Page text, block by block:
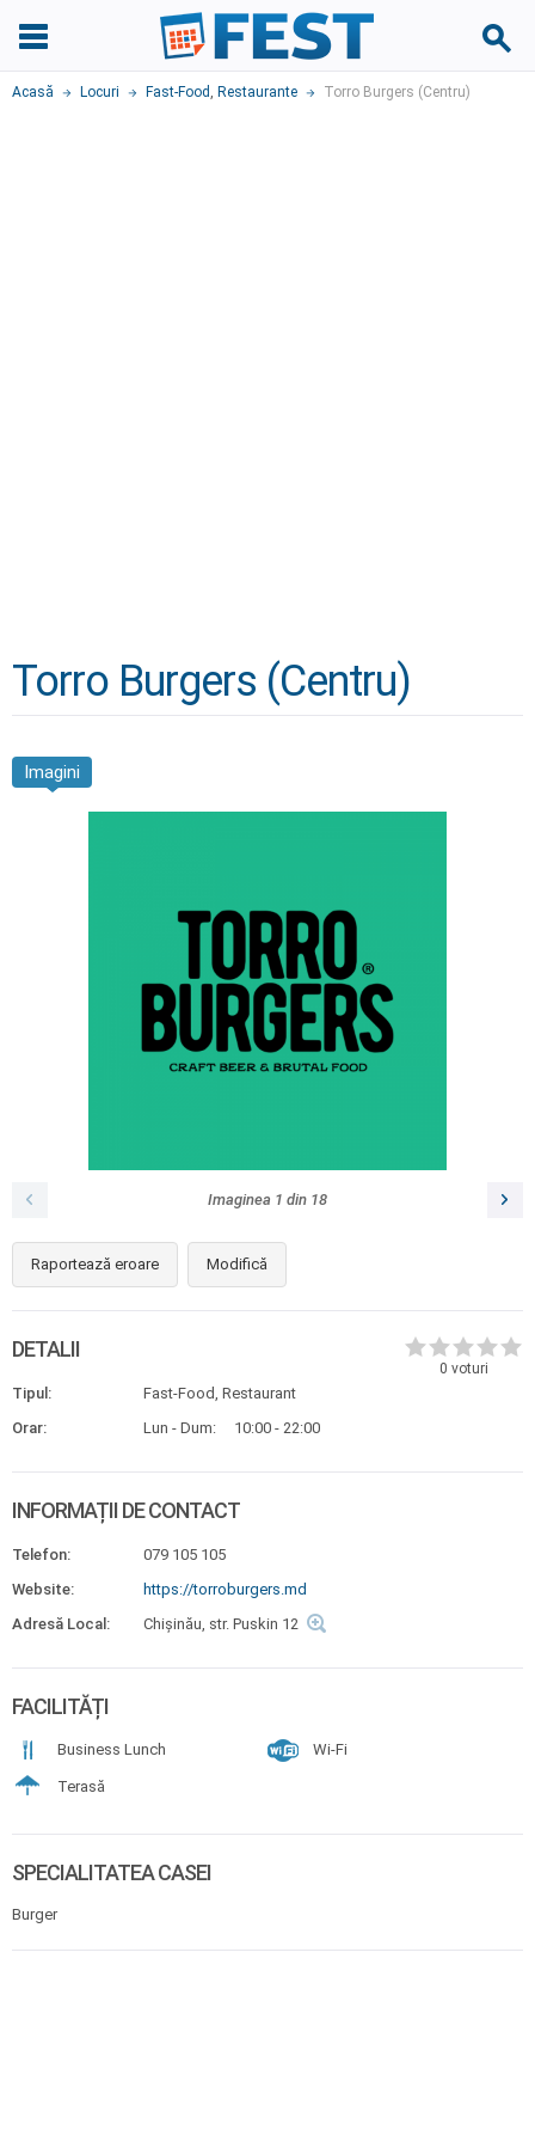
Acasă Locuri Fast-Food , Restaurante Torro Burgers (Centru)
Torro Burgers (Centru)
Imagini
Imaginea 1 din 18
Raportează eroare Modifică
0 voturi
DETALII
Tipul:
Fast-Food, Restaurant
Orar:
Lun - Dum: 10:00 - 22:00
INFORMAȚII DE CONTACT
Telefon:
079 105 105
Website:
https://torroburgers.md
Adresă Local:
Chișinău, str. Puskin 12
FACILITĂȚI
Business Lunch Wi-Fi
Terasă
SPECIALITATEA CASEI
Burger